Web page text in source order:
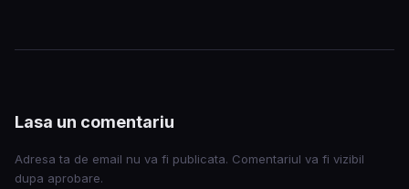
Lasa un comentariu
Adresa ta de email nu va fi publicata. Comentariul va fi vizibil
dupa aprobare.